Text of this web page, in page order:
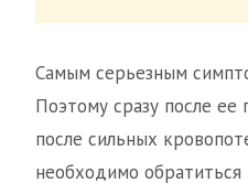
Самым серьезным
Поэтому сразу после ее
после сильных
необходимо